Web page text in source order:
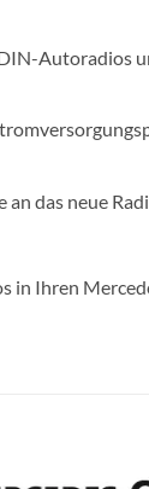
Autoradios
das neue
in Ihren